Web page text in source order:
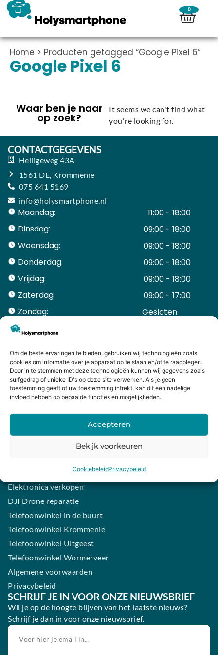
Om de beste ervaringen te bieden, gebruiken wij technologieën zoals
cookies om informatie over je apparaat op te slaan en/of te raadplegen.
Door in te stemmen met deze technologieën kunnen wij gegevens zoals
surfgedrag of unieke ID's op deze site verwerken. Als je geen
toestemming geeft of uw toestemming intrekt, kan dit een nadelige
invloed hebben op bepaalde functies en mogelijkheden.
Accepteren
Bekijk voorkeuren
CookiebeleidPrivacybeleid
0
Home > Producten getagged “Google Pixel 6”
Google Pixel 6
Waar ben je naar
op zoek?
It seems we can't find what
you're looking for.
CONTACTGEGEVENS
Heiligeweg 43A
1561 DE, Krommenie
075 641 5169
info@holysmartphone.nl
Maandag:
11:00 - 18:00
Dinsdag:
09:00 - 18:00
Woensdag:
09:00 - 18:00
Donderdag:
09:00 - 18:00
Vrijdag:
09:00 - 18:00
Zaterdag:
09:00 - 17:00
Zondag:
Gesloten ​ ​ ​ ​ ​ ​ ​
ACCOUNT
Mijn Account
Bestellingen
Mijn winkelwagen
HANDIGE LINKS
Levering en retourneren
Garantie
Contact
Samsung smartphone laten maken
Elektronica verkopen
DJI Drone reparatie
Telefoonwinkel in de buurt
Telefoonwinkel Krommenie
Telefoonwinkel Uitgeest
Telefoonwinkel Wormerveer
Algemene voorwaarden
Privacybeleid
SCHRIJF JE IN VOOR ONZE NIEUWSBRIEF
Wil je op de hoogte blijven van het laatste nieuws?
Schrijf je dan in voor onze nieuwsbrief.